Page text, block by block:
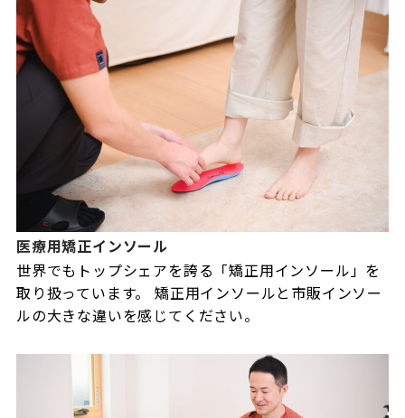
医療用矯正インソール
世界でもトップシェアを誇る「矯正用インソール」を
取り扱っています。 矯正用インソールと市販インソー
ルの大きな違いを感じてください。